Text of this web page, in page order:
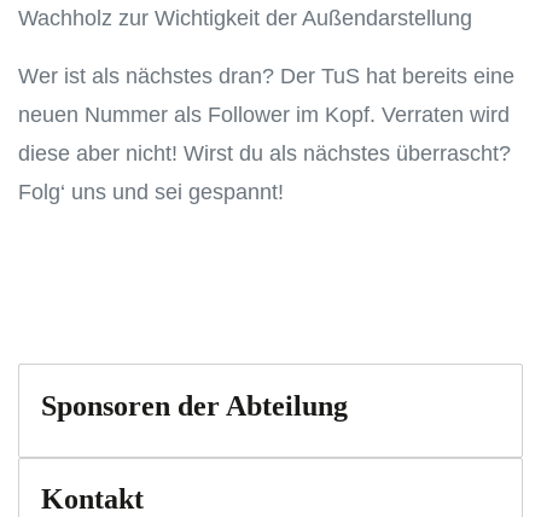
Wachholz zur Wichtigkeit der Außendarstellung
Wer ist als nächstes dran? Der TuS hat bereits eine
neuen Nummer als Follower im Kopf. Verraten wird
diese aber nicht! Wirst du als nächstes überrascht?
Folg‘ uns und sei gespannt!
Sponsoren der Abteilung
Kontakt